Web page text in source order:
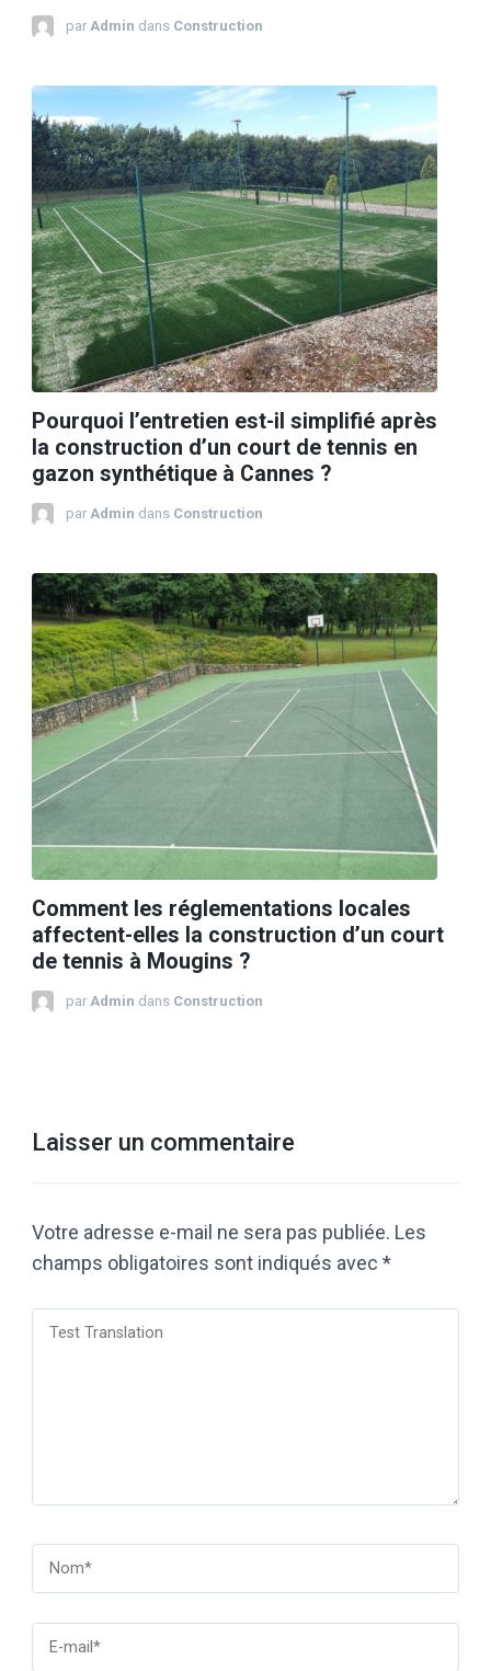
par Admin dans Construction
Pourquoi l’entretien est-il simplifié après
la construction d’un court de tennis en
gazon synthétique à Cannes ?
par Admin dans Construction
Comment les réglementations locales
affectent-elles la construction d’un court
de tennis à Mougins ?
par Admin dans Construction
Laisser un commentaire
Votre adresse e-mail ne sera pas publiée. Les
champs obligatoires sont indiqués avec *